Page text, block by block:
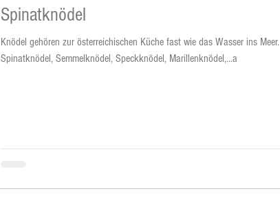
Spinatknödel
Knödel gehören zur österreichischen Küche fast wie das Wasser ins Meer.
Spinatknödel, Semmelknödel, Speckknödel, Marillenknödel,...a